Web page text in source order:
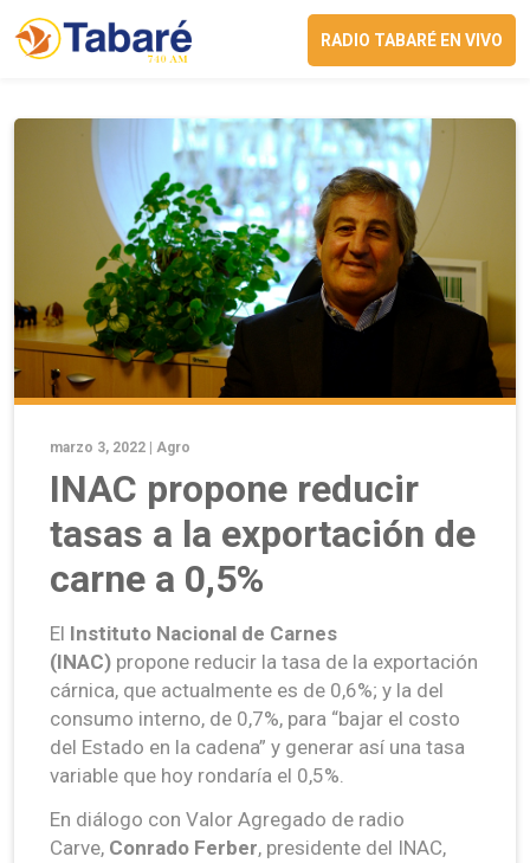
RADIO TABARÉ EN VIVO
marzo 3, 2022 | Agro
INAC propone reducir
tasas a la exportación de
carne a 0,5%
El Instituto Nacional de Carnes
(INAC) propone reducir la tasa de la exportación
cárnica, que actualmente es de 0,6%; y la del
consumo interno, de 0,7%, para “bajar el costo
del Estado en la cadena” y generar así una tasa
variable que hoy rondaría el 0,5%.
En diálogo con Valor Agregado de radio
Carve, Conrado Ferber, presidente del INAC,